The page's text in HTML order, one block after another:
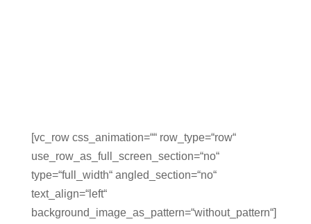
[vc_row css_animation=““ row_type=“row“
use_row_as_full_screen_section=“no“
type=“full_width“ angled_section=“no“
text_align=“left“
background_image_as_pattern=“without_pattern“]